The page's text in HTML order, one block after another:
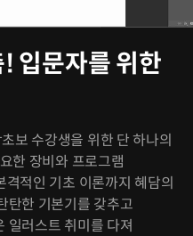
입문자를 위한
보 수강생을 위한 단 하나의
한 장비와 프로그램
격적인 기초 이론까지 혜담의
탄한 기본기를 갖추고
일러스트 취미를 다져